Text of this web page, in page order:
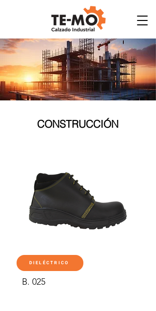
CONSTRUCCIÓN
B. 025
DIELÉCTRICO